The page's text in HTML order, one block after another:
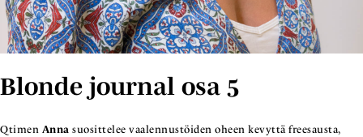
Blonde journal osa 5
Qtimen Anna suosittelee vaalennustöiden oheen kevyttä freesausta,